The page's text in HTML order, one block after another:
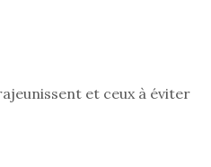
et ceux à éviter